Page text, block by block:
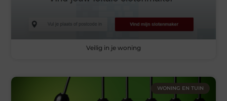
Veilig in je woning
WONING EN TUIN